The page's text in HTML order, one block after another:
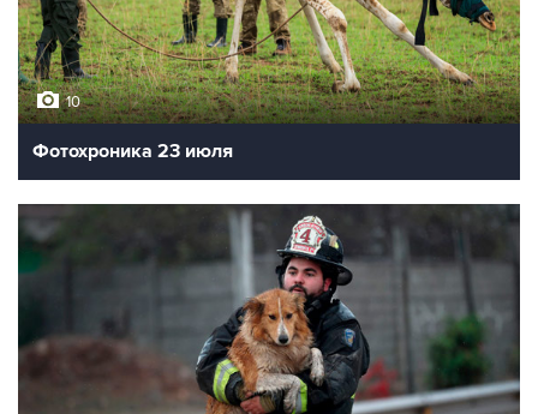
10
Фотохроника 23 июля